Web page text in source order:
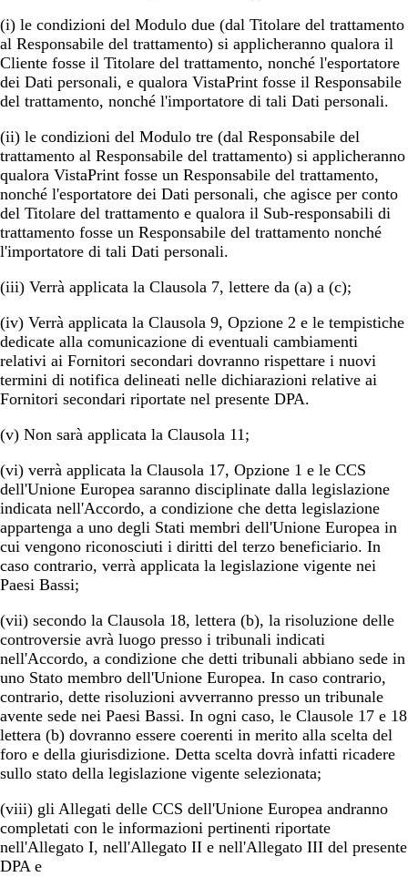
(i) le condizioni del Modulo due (dal Titolare del trattamento
al Responsabile del trattamento) si applicheranno qualora il
Cliente fosse il Titolare del trattamento, nonché l'esportatore
dei Dati personali, e qualora VistaPrint fosse il Responsabile
del trattamento, nonché l'importatore di tali Dati personali.
(ii) le condizioni del Modulo tre (dal Responsabile del
trattamento al Responsabile del trattamento) si applicheranno
qualora VistaPrint fosse un Responsabile del trattamento,
nonché l'esportatore dei Dati personali, che agisce per conto
del Titolare del trattamento e qualora il Sub-responsabili di
trattamento fosse un Responsabile del trattamento nonché
l'importatore di tali Dati personali.
(iii) Verrà applicata la Clausola 7, lettere da (a) a (c);
(iv) Verrà applicata la Clausola 9, Opzione 2 e le tempistiche
dedicate alla comunicazione di eventuali cambiamenti
relativi ai Fornitori secondari dovranno rispettare i nuovi
termini di notifica delineati nelle dichiarazioni relative ai
Fornitori secondari riportate nel presente DPA.
(v) Non sarà applicata la Clausola 11;
(vi) verrà applicata la Clausola 17, Opzione 1 e le CCS
dell'Unione Europea saranno disciplinate dalla legislazione
indicata nell'Accordo, a condizione che detta legislazione
appartenga a uno degli Stati membri dell'Unione Europea in
cui vengono riconosciuti i diritti del terzo beneficiario. In
caso contrario, verrà applicata la legislazione vigente nei
Paesi Bassi;
(vii) secondo la Clausola 18, lettera (b), la risoluzione delle
controversie avrà luogo presso i tribunali indicati
nell'Accordo, a condizione che detti tribunali abbiano sede in
uno Stato membro dell'Unione Europea. In caso contrario,
contrario, dette risoluzioni avverranno presso un tribunale
avente sede nei Paesi Bassi. In ogni caso, le Clausole 17 e 18
lettera (b) dovranno essere coerenti in merito alla scelta del
foro e della giurisdizione. Detta scelta dovrà infatti ricadere
sullo stato della legislazione vigente selezionata;
(viii) gli Allegati delle CCS dell'Unione Europea andranno
completati con le informazioni pertinenti riportate
nell'Allegato I, nell'Allegato II e nell'Allegato III del presente
DPA e